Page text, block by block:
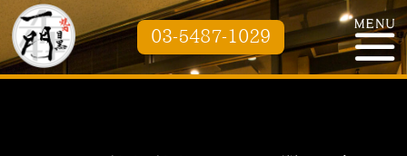
03-5487-1029